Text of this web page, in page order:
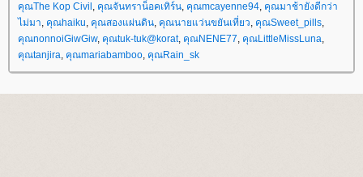
คุณThe Kop Civil , คุณจันทราน็อคเทิร์น, คุณmcayenne94, คุณมาช้ายังดีกว่า
ไม่มา, คุณhaiku, คุณสองแผ่นดิน, คุณนายแว่นขยันเที่ยว, คุณSweet_pills,
คุณnonnoiGiwGiw, คุณtuk-tuk@korat, คุณNENE77, คุณLittleMissLuna,
คุณtanjira, คุณmariabamboo, คุณRain_sk